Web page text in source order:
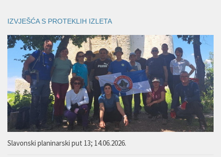
IZVJEŠĆA S PROTEKLIH IZLETA
Slavonski planinarski put 13; 14.06.2026.